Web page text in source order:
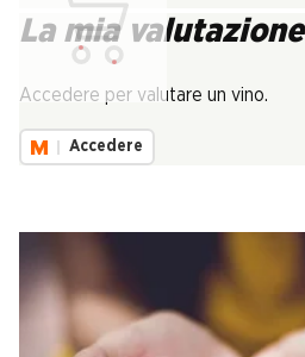
La mia valutazione
Accedere per valutare un vino.
Accedere